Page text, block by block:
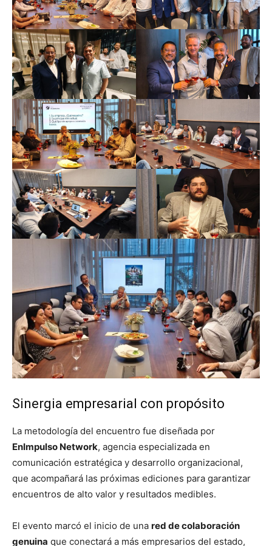
Sinergia empresarial con propósito
La metodología del encuentro fue diseñada por
EnImpulso Network, agencia especializada en
comunicación estratégica y desarrollo organizacional,
que acompañará las próximas ediciones para garantizar
encuentros de alto valor y resultados medibles.
El evento marcó el inicio de una red de colaboración
genuina que conectará a más empresarios del estado,